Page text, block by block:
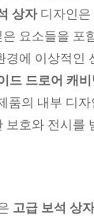
상자 디자인
요소들을 포
경에 이상적인
드 드로어 캐비
품의 내부 디자
호와 전시를
고급 보석 상